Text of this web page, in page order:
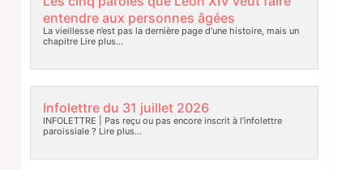
entendre aux personnes âgées
La vieillesse n’est pas la dernière page d’une histoire, mais un
chapitreLire plus…
Infolettre du 31 juillet 2026
INFOLETTRE | Pas reçu ou pas encore inscrit à l’infolettre
paroissiale ? Lire plus…